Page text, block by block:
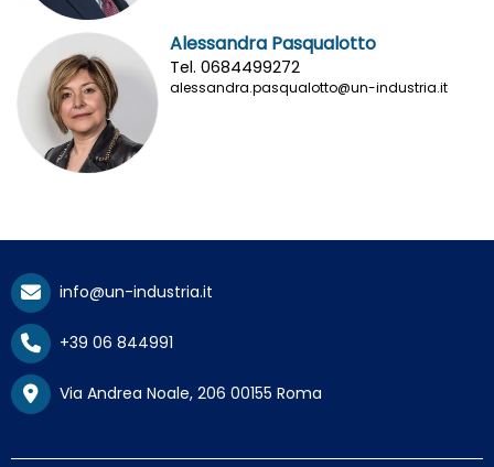
Alessandra Pasqualotto
Tel. 0684499272
alessandra.pasqualotto@un-industria.it
info@un-industria.it
+39 06 844991
Via Andrea Noale, 206 00155 Roma